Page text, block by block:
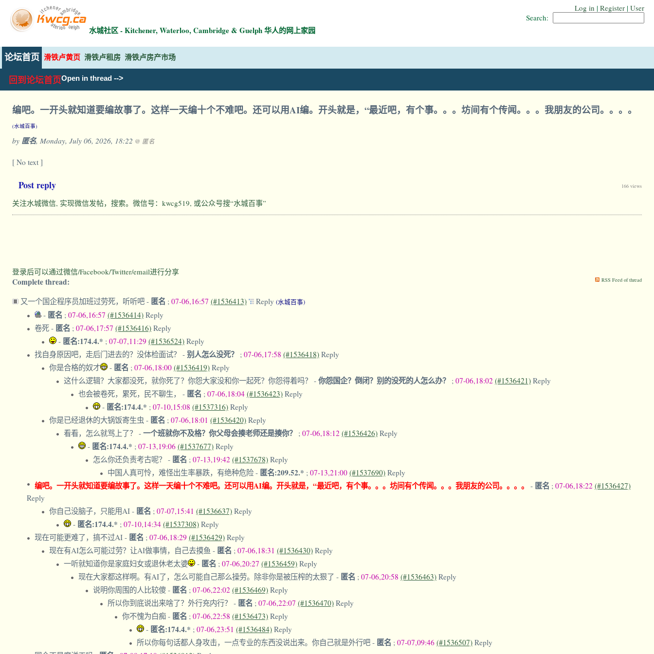
水城社区 - Kitchener, Waterloo, Cambridge & Guelph 华人的网上家园
Log in | Register | User
Search:
论坛首页 滑铁卢黄页 滑铁卢租房 滑铁卢房产市场
回到论坛首页Open in thread -->
编吧。一开头就知道要编故事了。这样一天编十个不难吧。还可以用AI编。开头就是，“最近吧，有个事。。。坊间有个传闻。。。我朋友的公司。。。。
(水城百事)
by 匿名, Monday, July 06, 2026, 18:22 @ 匿名
[ No text ]
Post reply 166 views
关注水城微信, 实现微信发帖，搜索。微信号：kwcg519, 或公众号搜“水城百事”
登录后可以通过微信/Facebook/Twitter/email进行分享
Complete thread: RSS Feed of thread
又一个国企程序员加班过劳死，听听吧 - 匿名 ; 07-06,16:57 (#1536413) Reply (水城百事)
- 匿名 ; 07-06,16:57 (#1536414) Reply
卷死 - 匿名 ; 07-06,17:57 (#1536416) Reply
- 匿名:174.4.* ; 07-07,11:29 (#1536524) Reply
找自身原因吧，走后门进去的？没体检面试？ - 别人怎么没死？ ; 07-06,17:58 (#1536418) Reply
你是合格的奴才
- 匿名 ; 07-06,18:00 (#1536419) Reply
这什么逻辑？大家都没死，就你死了？你怨大家没和你一起死？你怨得着吗？ - 你怨国企？倒闭？别的没死的人怎么办？ ; 07-06,18:02 (#1536421) Reply
也会被卷死，累死，民不聊生， - 匿名 ; 07-06,18:04 (#1536423) Reply
- 匿名:174.4.* ; 07-10,15:08 (#1537316) Reply
你是已经退休的大锅饭寄生虫 - 匿名 ; 07-06,18:01 (#1536420) Reply
看看，怎么就骂上了？ - 一个班就你不及格？你父母会揍老师还是揍你？ ; 07-06,18:12 (#1536426) Reply
- 匿名:174.4.* ; 07-13,19:06 (#1537677) Reply
怎么你还负责考古呢？ - 匿名 ; 07-13,19:42 (#1537678) Reply
中国人真可怜，难怪出生率暴跌，有绝种危险 - 匿名:209.52.* ; 07-13,21:00 (#1537690) Reply
编吧。一开头就知道要编故事了。这样一天编十个不难吧。还可以用AI编。开头就是，“最近吧，有个事。。。坊间有个传闻。。。我朋友的公司。。。。 - 匿名 ; 07-06,18:22 (#1536427)
Reply
你自己没脑子，只能用AI - 匿名 ; 07-07,15:41 (#1536637) Reply
- 匿名:174.4.* ; 07-10,14:34 (#1537308) Reply
现在可能更难了，搞不过AI - 匿名 ; 07-06,18:29 (#1536429) Reply
现在有AI怎么可能过劳？让AI做事情，自己去摸鱼 - 匿名 ; 07-06,18:31 (#1536430) Reply
一听就知道你是家庭妇女或退休老太婆
- 匿名 ; 07-06,20:27 (#1536459) Reply
现在大家都这样啊。有AI了，怎么可能自己那么操劳。除非你是被压榨的太狠了 - 匿名 ; 07-06,20:58 (#1536463) Reply
说明你周围的人比较傻 - 匿名 ; 07-06,22:02 (#1536469) Reply
所以你到底说出来啥了？外行充内行？ - 匿名 ; 07-06,22:07 (#1536470) Reply
你不愧为白痴 - 匿名 ; 07-06,22:58 (#1536473) Reply
- 匿名:174.4.* ; 07-06,23:51 (#1536484) Reply
所以你每句话都人身攻击，一点专业的东西没说出来。你自己就是外行吧 - 匿名 ; 07-07,09:46 (#1536507) Reply